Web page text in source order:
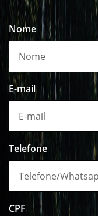
Nome
E-mail
Telefone
CPF